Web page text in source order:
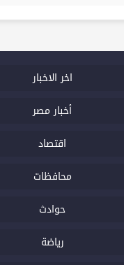
اخر الاخبار
أخبار مصر
اقتصاد
محافظات
حوادث
رياضة